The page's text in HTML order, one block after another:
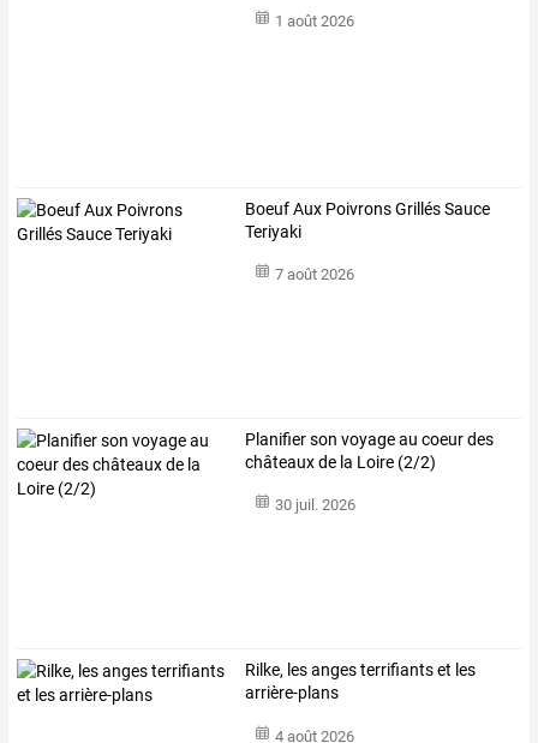
1 août 2026
Boeuf Aux Poivrons Grillés Sauce
Teriyaki
7 août 2026
Planifier son voyage au coeur des
châteaux de la Loire (2/2)
30 juil. 2026
Rilke, les anges terrifiants et les
arrière-plans
4 août 2026